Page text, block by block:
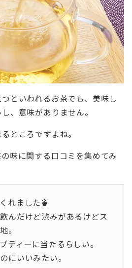
といわれるお茶でも、美味し
、意味がありません。
ところですよね。
味に関する口コミを集めてみ
れました🍵
んだけど渋みがあるけどス
。
ティーに当たるらしい。
にいいみたい。